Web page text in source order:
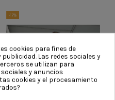
-17%
cookies para fines de
Las redes sociales y
se utilizan para
y anuncios
cookies y el procesamiento